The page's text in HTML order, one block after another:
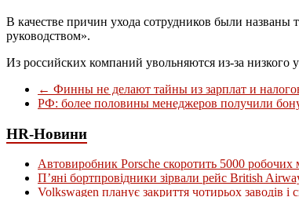
В качестве причин ухода сотрудников были
руководством».
Из российских компаний увольняются из-за низкого
← Финны не делают тайны из зарплат и
РФ: более половины менеджеров получили
HR-Новини
Автовиробник Porsche скоротить 5000 робочих
П’яні бортпровідники зірвали рейс British
Volkswagen планує закриття чотирьох заводів